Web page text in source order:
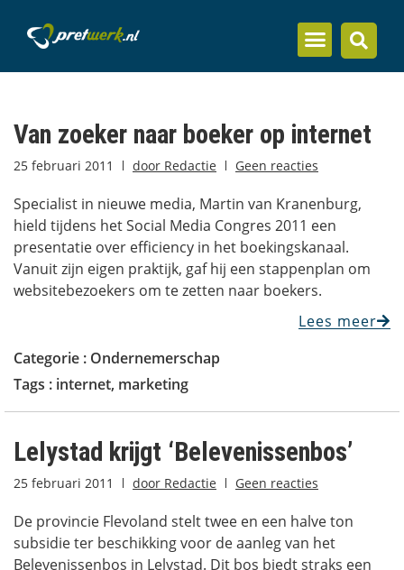
Van zoeker naar boeker op internet
25 februari 2011 door Redactie Geen reacties
Specialist in nieuwe media, Martin van Kranenburg,
hield tijdens het Social Media Congres 2011 een
presentatie over efficiency in het boekingskanaal.
Vanuit zijn eigen praktijk, gaf hij een stappenplan om
websitebezoekers om te zetten naar boekers.
Lees meer
Categorie : Ondernemerschap
Tags : internet, marketing
Lelystad krijgt ‘Belevenissenbos’
25 februari 2011 door Redactie Geen reacties
De provincie Flevoland stelt twee en een halve ton
subsidie ter beschikking voor de aanleg van het
Belevenissenbos in Lelystad. Dit bos biedt straks een